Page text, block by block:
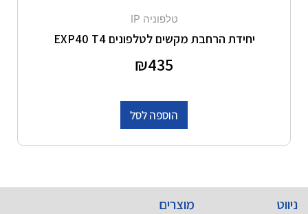
טלפוניה IP
יחידת הרחבת מקשים לטלפונים EXP40 T4
₪435
הוספה לסל
ניווט מוצרים